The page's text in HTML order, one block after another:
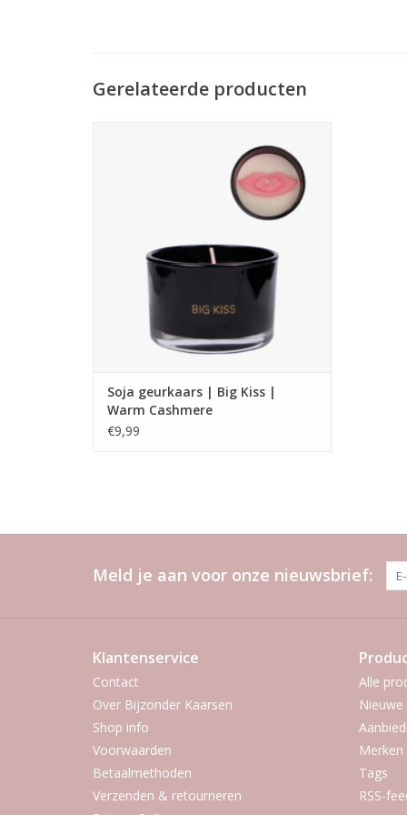
Gerelateerde producten
en brandt ca. 25 uur . Afmetingen: 7,5 x7,5
TOEVOEGEN AAN WINKELWAGEN
Soja geurkaars | Big Kiss |
Warm Cashmere
€9,99
Meld je aan voor onze nieuwsbrief:
Klantenservice
Contact
Over Bijzonder Kaarsen
Shop info
Voorwaarden
Betaalmethoden
Verzenden & retourneren
Alle
Merken
Tags
RSS-